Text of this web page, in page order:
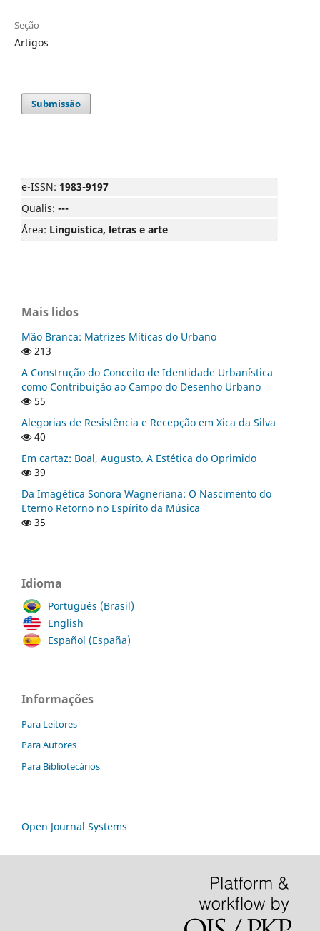
Seção
Artigos
Submissão
e-ISSN: 1983-9197
Qualis: ---
Área: Linguistica, letras e arte
Mais lidos
Mão Branca: Matrizes Míticas do Urbano
213
A Construção do Conceito de Identidade Urbanística
como Contribuição ao Campo do Desenho Urbano
55
Alegorias de Resistência e Recepção em Xica da Silva
40
Em cartaz: Boal, Augusto. A Estética do Oprimido
39
Da Imagética Sonora Wagneriana: O Nascimento do
Eterno Retorno no Espírito da Música
35
Idioma
Português (Brasil)
English
Español (España)
Informações
Para Leitores
Para Autores
Para Bibliotecários
Open Journal Systems